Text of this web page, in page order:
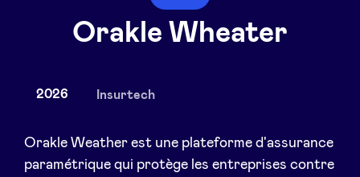
À propos
Actualités
Orakle Wheater
2026 Insurtech
Orakle Weather est une plateforme d'assurance
paramétrique qui protège les entreprises contre